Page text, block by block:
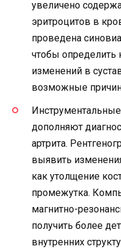
увеличено
эритроцитов в
проведена
чтобы определить
изменений в
возможные
дополняют
артрита.
выявить
как утолщение
промежутка.
магнитно-
получить более
внутренних